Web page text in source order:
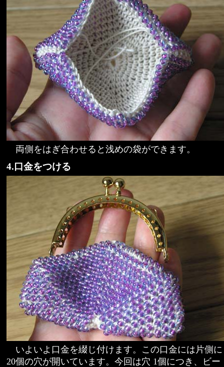
両側をはぎ合わせると浅めの袋ができます。
4.口金をつける
いよいよ口金を綴じ付けます。この口金には片側に
20個の穴が開いています。今回は穴 1個につき、ビー